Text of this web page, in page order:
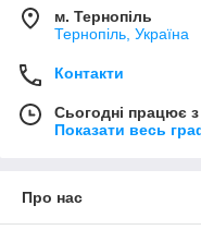
м. Тернопіль
Тернопіль, Україна
Контакти
Сьогодні працює
Показати весь
Про нас